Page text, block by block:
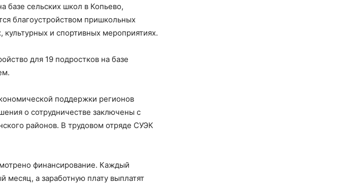
базе сельских школ в Копьево,
благоустройством пришкольных
и спортивных мероприятиях.
для 19 подростков на базе
поддержки регионов
о сотрудничестве заключены с
районов. В трудовом отряде СУЭК
финансирование. Каждый
месяц, а заработную плату выплатят